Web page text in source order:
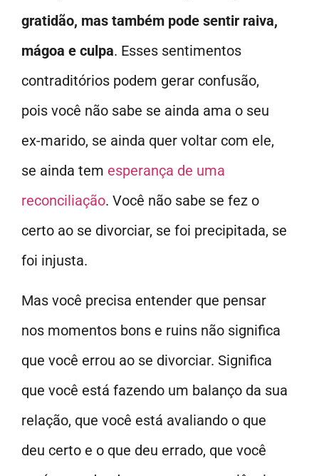
gratidão, mas também pode sentir raiva,
mágoa e culpa. Esses sentimentos
contraditórios podem gerar confusão,
pois você não sabe se ainda ama o seu
ex-marido, se ainda quer voltar com ele,
se ainda tem esperança de uma
reconciliação. Você não sabe se fez o
certo ao se divorciar, se foi precipitada, se
foi injusta.
Mas você precisa entender que pensar
nos momentos bons e ruins não significa
que você errou ao se divorciar. Significa
que você está fazendo um balanço da sua
relação, que você está avaliando o que
deu certo e o que deu errado, que você